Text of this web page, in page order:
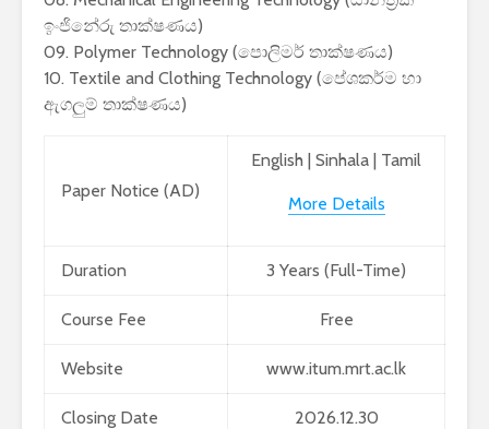
ඉංජිනේරු තාක්ෂණය)
09. Polymer Technology (පොලිමර් තාක්ෂණය)
10. Textile and Clothing Technology (ප‌ේශකර්ම හා
ඇගලුම් තාක්ෂණය)
Paper Notice (AD)
English | Sinhala | Tamil
More Details
Duration 3 Years (Full-Time)
Course Fee Free
Website www.itum.mrt.ac.lk
Closing Date 2026.12.30
2026 යාවත්කාලීනය
හඳුන්වා දීමට
නියමිතයි.
සමාගම